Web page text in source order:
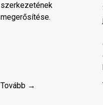
szerkezetének
megerősítése.
Tovább →